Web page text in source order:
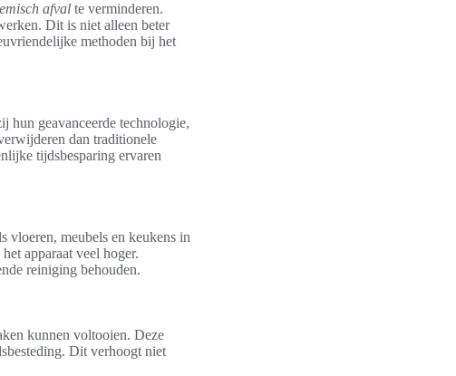
afval te verminderen.
Dit is niet alleen beter
methoden bij het
hun geavanceerde technologie,
dan traditionele
tijdsbesparing ervaren
vloeren, meubels en keukens in
apparaat veel hoger.
reiniging behouden.
kunnen voltooien. Deze
Dit verhoogt niet